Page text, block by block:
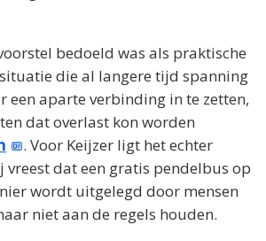
bedoeld was als praktische
die al langere tijd spanning
een aparte verbinding in te zetten,
dat overlast kon worden
. Voor Keijzer ligt het echter
vreest dat een gratis pendelbus op
wordt uitgelegd door mensen
niet aan de regels houden.